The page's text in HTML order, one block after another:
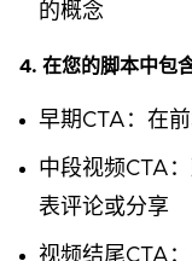
的概念
4. 在您的脚本中包
早期CTA：在
中段视频CTA
表评论或分享
视频结尾CTA